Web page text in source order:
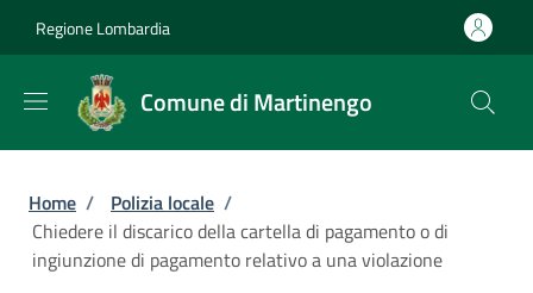
Regione Lombardia
Comune di Martinengo
Briciole di pane
Home / Polizia locale /
Chiedere il discarico della cartella di pagamento o di
ingiunzione di pagamento relativo a una violazione